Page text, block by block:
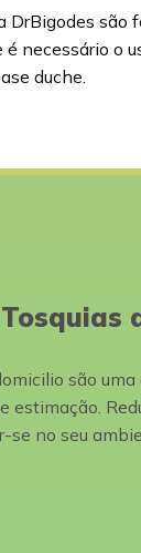
DrBigodes são
é necessário o
duche.
Tosquias
são
estimação.
se no seu